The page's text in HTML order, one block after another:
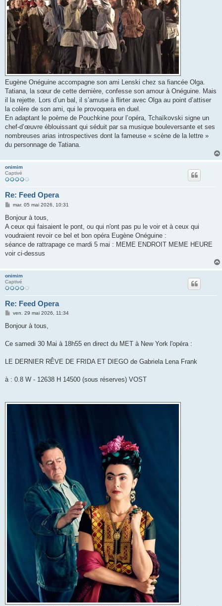
Eugène Onéguine accompagne son ami Lenski chez sa fiancée Olga.
Tatiana, la sœur de cette dernière, confesse son amour à Onéguine. Mais
il la rejette. Lors d’un bal, il s’amuse à flirter avec Olga au point d’attiser
la colère de son ami, qui le provoquera en duel.
En adaptant le poème de Pouchkine pour l’opéra, Tchaïkovski signe un
chef-d’œuvre éblouissant qui séduit par sa musique bouleversante et ses
nombreuses arias introspectives dont la fameuse « scène de la lettre »
du personnage de Tatiana.
onimim
Captivé
Re: Feed Opera
M
s
a
g
mar. 05 mai 2026, 10:31
Bonjour à tous,
A ceux qui faisaient le pont, ou qui n'ont pas pu le voir et à ceux qui
voudraient revoir ce bel et bon opéra Eugène Onéguine :
séance de rattrapage ce mardi 5 mai : MEME ENDROIT MEME HEURE
voir ci-dessus
onimim
Captivé
Re: Feed Opera
M
s
g
ven. 29 mai 2026, 11:34
Bonjour à tous,
Ce samedi 30 Mai à 18h55 en direct du MET à New York l'opéra :
LE DERNIER RÊVE DE FRIDA ET DIEGO de Gabriela Lena Frank
à : 0.8 W - 12638 H 14500 (sous réserves) VOST